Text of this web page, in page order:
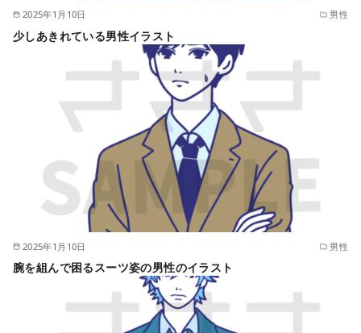
2025年1月10日 男性
少しあきれている男性イラスト
2025年1月10日 男性
腕を組んで困るスーツ姿の男性のイラスト